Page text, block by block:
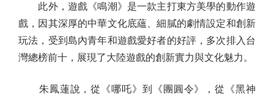
此外，遊戲《鳴潮》是一款主打東方美學的動作遊
戲，因其深厚的中華文化底蘊、細膩的劇情設定和創新
玩法，受到島內青年和遊戲愛好者的好評，多次排入台
灣總榜前十，展現了大陸遊戲的創新實力與文化魅力。
朱鳳蓮說，從《哪吒》到《團圓令》，從《黑神